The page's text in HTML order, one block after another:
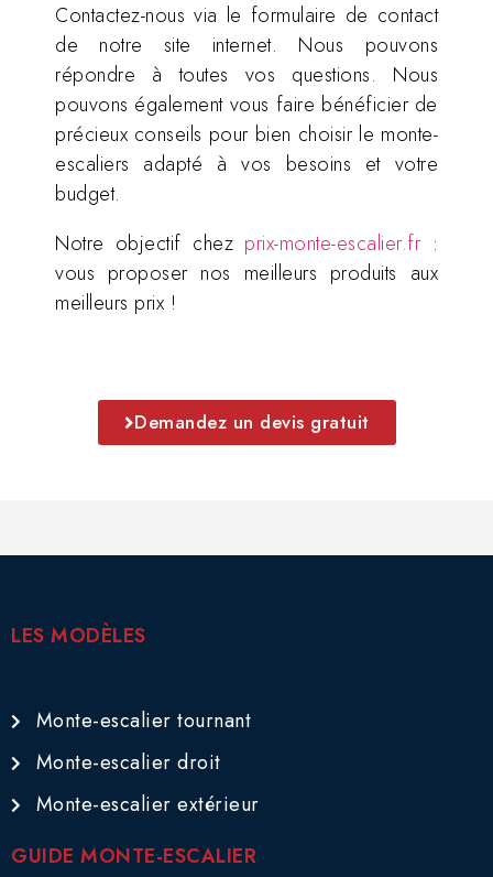
Contactez-nous via le formulaire de contact
de notre site internet. Nous pouvons
répondre à toutes vos questions. Nous
pouvons également vous faire bénéficier de
précieux conseils pour bien choisir le monte-
escaliers adapté à vos besoins et votre
budget.
Notre objectif chez prix-monte-escalier.fr :
vous proposer nos meilleurs produits aux
meilleurs prix !
Demandez un devis gratuit
LES MODÈLES
Monte-escalier tournant
Monte-escalier droit
Monte-escalier extérieur
GUIDE MONTE-ESCALIER